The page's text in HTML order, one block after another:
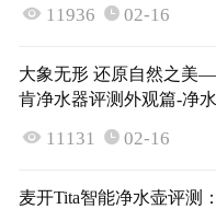
 11936  02-16
大象无形 还原自然之美
肯净水器评测外观篇-净
 11131  02-16
麦开Tita智能净水壶评测